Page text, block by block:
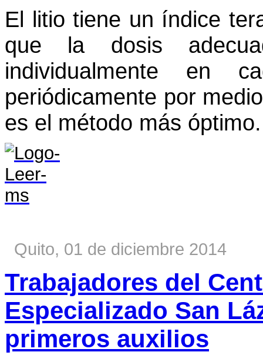
El litio tiene un índice
que la dosis
individualmente en
periódicamente por
es el método más óptimo.
Quito, 01 de diciembre 2014
Trabajadores del
Especializado San
primeros auxilios